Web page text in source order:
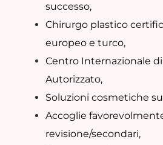
successo,
Chirurgo plastico
europeo e turco,
Centro Internazionale
Autorizzato,
Soluzioni cosmetiche su
Accoglie
revisione/secondari,